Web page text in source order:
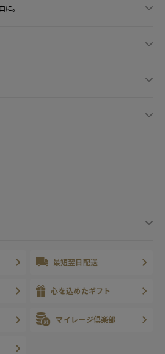
に。
最短翌日配送
心を込めたギフト
マイレージ倶楽部